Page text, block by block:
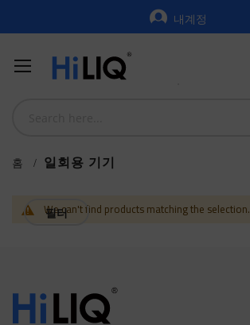
내계정
홈 일회용 기기
We can't find products matching the selection.
필터